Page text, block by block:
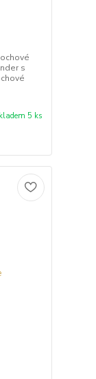
s
5 ks